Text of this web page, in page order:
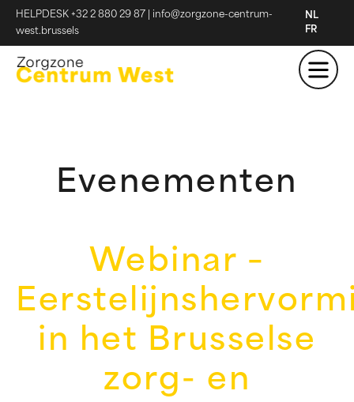
HELPDESK +32 2 880 29 87
info@zorgzone-centrum-
west.brussels
NL
FR
Evenementen
Webinar –
in het Brusselse
zorg- en